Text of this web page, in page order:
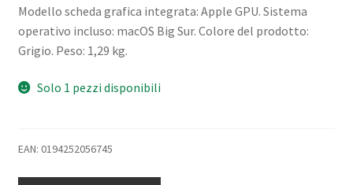
Modello scheda grafica integrata: Apple GPU. Sistema
operativo incluso: macOS Big Sur. Colore del prodotto:
Grigio. Peso: 1,29 kg.
Solo 1 pezzi disponibili
EAN: 0194252056745